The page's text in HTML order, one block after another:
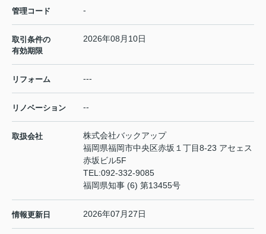
管理コード -
取引条件の
有効期限
2026年08月10日
リフォーム ---
リノベーション --
取扱会社
株式会社バックアップ
福岡県福岡市中央区赤坂１丁目8-23 アセェス
赤坂ビル5F
TEL:092-332-9085
福岡県知事 (6) 第13455号
情報更新日 2026年07月27日